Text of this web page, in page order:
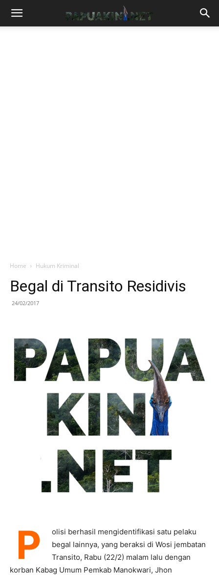
Home Hukum Kriminal
Begal di Transito Residivis
24/02/2017
P
olisi berhasil mengidentifikasi satu pelaku
begal lainnya, yang beraksi di Wosi jembatan
Transito, Rabu (22/2) malam lalu dengan
korban Kabag Umum Pemkab Manokwari, Jhon